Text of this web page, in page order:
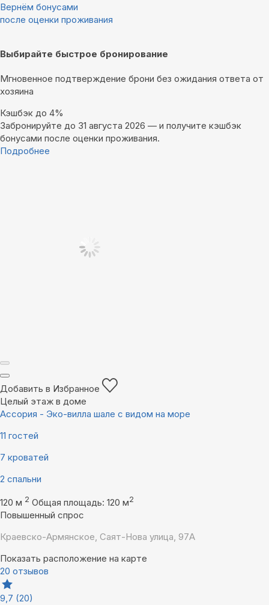
Вернём бонусами
после оценки проживания
Выбирайте быстрое бронирование
Мгновенное подтверждение брони без ожидания ответа от
хозяина
Кэшбэк до 4%
Забронируйте до 31 августа 2026 — и получите кэшбэк
бонусами после оценки проживания.
Подробнее
Добавить в Избранное
Целый этаж в доме
Ассория - Эко-вилла шале с видом на море
11 гостей
7 кроватей
2 спальни
120 м 2 Общая площадь: 120 м2
Повышенный спрос
Краевско-Армянское, Саят-Нова улица, 97А
Показать расположение на карте
20 отзывов
9,7 (20)